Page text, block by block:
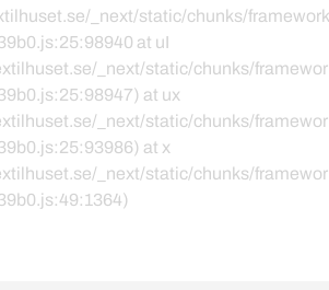
_next/static/chunks/
at uI
_next/static/chunks/
at ux
_next/static/chunks/
at x
_next/static/chunks/